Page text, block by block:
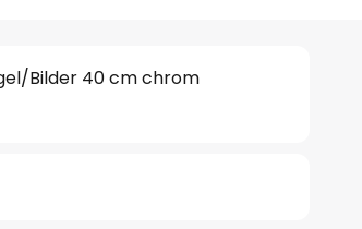
Bilder 40 cm chrom